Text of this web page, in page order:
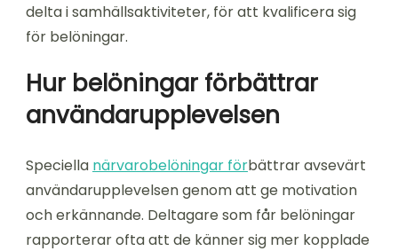
delta i samhällsaktiviteter, för att kvalificera sig
för belöningar.
Hur belöningar förbättrar
användarupplevelsen
Speciella närvarobelöningar förbättrar avsevärt
användarupplevelsen genom att ge motivation
och erkännande. Deltagare som får belöningar
rapporterar ofta att de känner sig mer kopplade